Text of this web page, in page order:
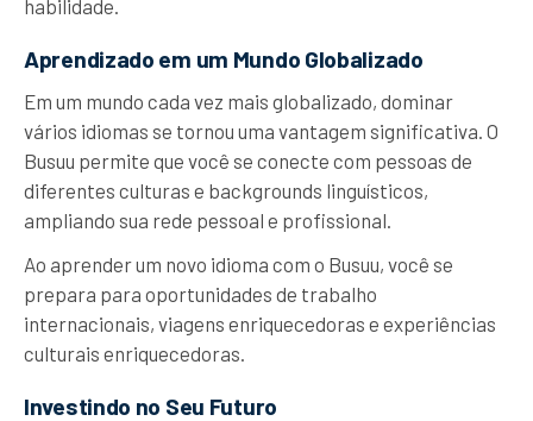
habilidade.
Aprendizado em um Mundo Globalizado
Em um mundo cada vez mais globalizado, dominar
vários idiomas se tornou uma vantagem significativa. O
Busuu permite que você se conecte com pessoas de
diferentes culturas e backgrounds linguísticos,
ampliando sua rede pessoal e profissional.
Ao aprender um novo idioma com o Busuu, você se
prepara para oportunidades de trabalho
internacionais, viagens enriquecedoras e experiências
culturais enriquecedoras.
Investindo no Seu Futuro